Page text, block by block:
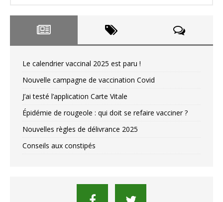
Le calendrier vaccinal 2025 est paru !
Nouvelle campagne de vaccination Covid
J’ai testé l’application Carte Vitale
Épidémie de rougeole : qui doit se refaire vacciner ?
Nouvelles règles de délivrance 2025
Conseils aux constipés